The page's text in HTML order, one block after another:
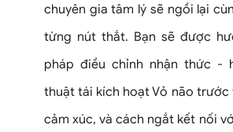
chuyên gia tâm lý sẽ ngồi lại
từng nút thắt. Bạn sẽ được
pháp điều chỉnh nhận thức -
thuật tái kích hoạt Vỏ não trước
cảm xúc, và cách ngắt kết nối